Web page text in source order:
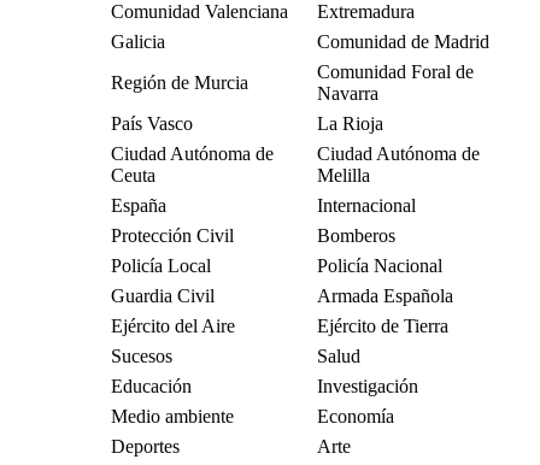
Comunidad Valenciana
Extremadura
Galicia
Comunidad de Madrid
Región de Murcia
Comunidad Foral de
Navarra
País Vasco
La Rioja
Ciudad Autónoma de
Ceuta
Ciudad Autónoma de
Melilla
España
Internacional
Protección Civil
Bomberos
Policía Local
Policía Nacional
Guardia Civil
Armada Española
Ejército del Aire
Ejército de Tierra
Sucesos
Salud
Educación
Investigación
Medio ambiente
Economía
Deportes
Arte